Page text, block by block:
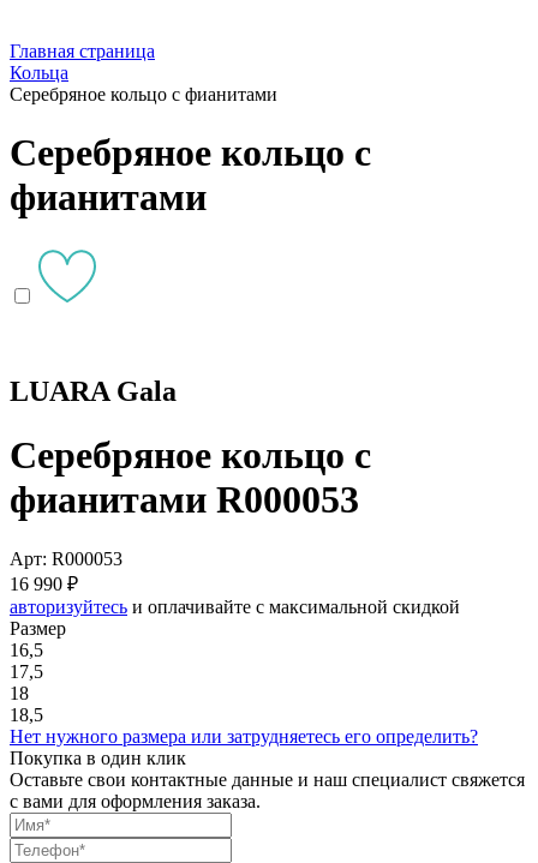
Главная страница
Кольца
Серебряное кольцо с фианитами
Серебряное кольцо с
фианитами
LUARA Gala
Серебряное кольцо с
фианитами R000053
Арт: R000053
16 990 ₽
авторизуйтесь и оплачивайте с максимальной скидкой
Размер
16,5
17,5
18
18,5
Нет нужного размера или затрудняетесь его определить?
Покупка в один клик
Оставьте свои контактные данные и наш специалист свяжется
с вами для оформления заказа.